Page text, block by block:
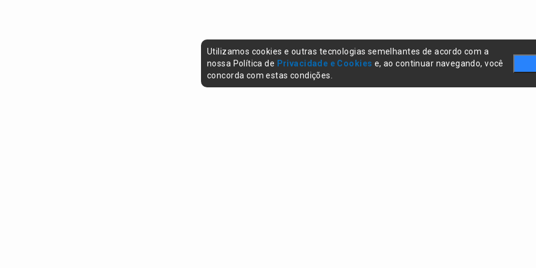
Utilizamos cookies e outras tecnologias semelhantes de acordo com a
nossa Política de Privacidade e Cookies e, ao continuar navegando, você
concorda com estas condições.